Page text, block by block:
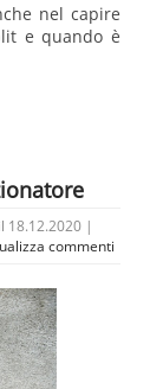
nel capire
e quando è
18.12.2020 |
commenti